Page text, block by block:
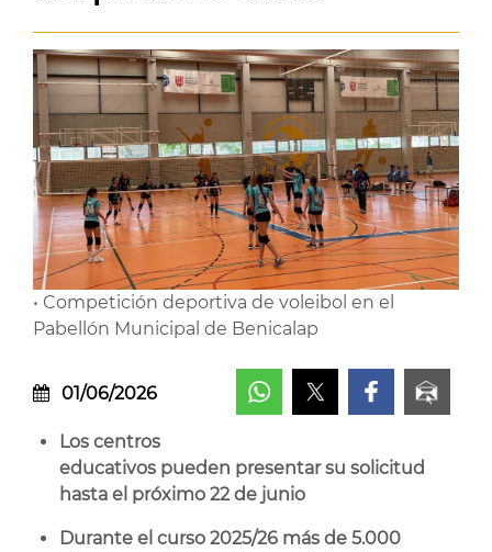
• Competición deportiva de voleibol en el
Pabellón Municipal de Benicalap
01/06/2026
Los centros
educativos pueden presentar su solicitud
hasta el próximo 22 de junio
Durante el curso 2025/26 más de 5.000